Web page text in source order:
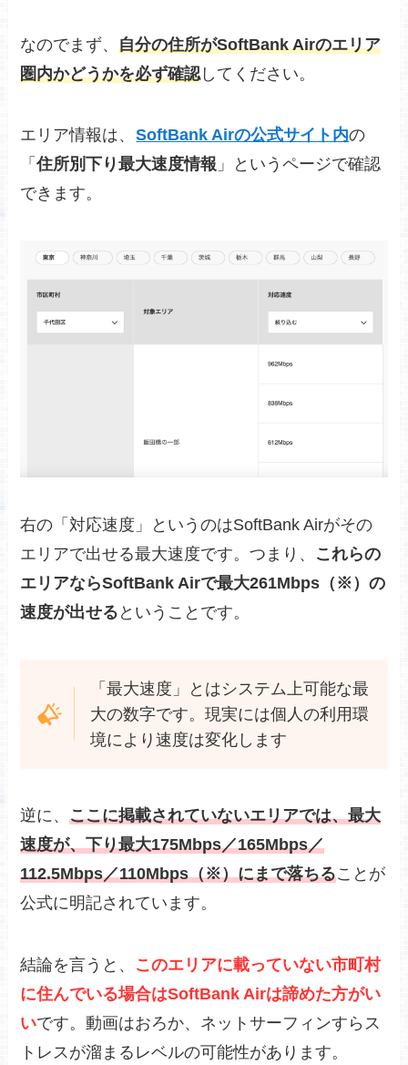
なのでまず、自分の住所がSoftBank Airのエリア
圏内かどうかを必ず確認 してください。
エリア情報は、 SoftBank Airの公式サイト内の
「住所別下り最大速度情報 」というページで確認
できます。
右の「対応速度」というのはSoftBank Airがその
エリアで出せる最大速度です。つまり、 これらの
エリアならSoftBank Airで最大261Mbps（※）の
速度が出せる ということです。
「最大速度」とはシステム上可能な最
大の数字です。現実には個人の利用環
境により速度は変化します
逆に、ここに掲載されていないエリアでは、最大
速度が、下り最大175Mbps／165Mbps／
112.5Mbps／110Mbps（※）にまで落ちることが
公式に明記されています。
結論を言うと、 このエリアに載っていない市町村
に住んでいる場合はSoftBank Airは諦めた方がい
いです。動画はおろか、ネットサーフィンすらス
トレスが溜まるレベルの可能性があります。